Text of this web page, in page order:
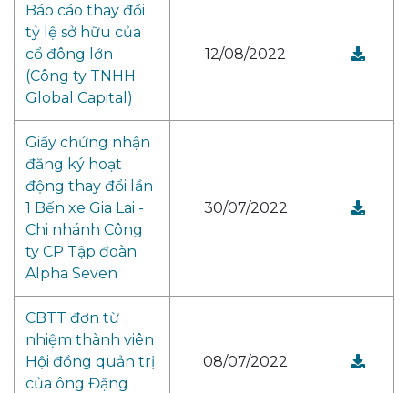
Báo cáo thay đổi
tỷ lệ sở hữu của
cổ đông lớn
(Công ty TNHH
Global Capital)
12/08/2022
Giấy chứng nhận
đăng ký hoạt
động thay đổi lần
1 Bến xe Gia Lai -
Chi nhánh Công
ty CP Tập đoàn
Alpha Seven
30/07/2022
CBTT đơn từ
nhiệm thành viên
Hội đồng quản trị
của ông Đặng
08/07/2022